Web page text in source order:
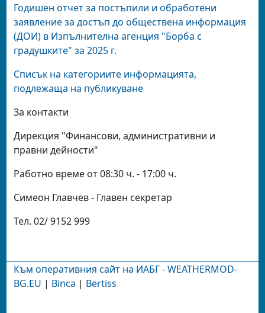
Годишен отчет за постъпили и обработени
заявление за достъп до обществена информация
(ДОИ) в Изпълнителна агенция "Борба с
градушките" за 2025 г.
Списък на категориите информацията,
подлежаща на публикуване
За контакти
Дирекция "Финансови, административни и
правни дейности"
Работно време от 08:30 ч. - 17:00 ч.
Симеон Главчев - Главен секретар
Тел. 02/ 9152 999
Към оперативния сайт на ИАБГ - WEATHERMOD-
BG.EU | Binca | Bertiss